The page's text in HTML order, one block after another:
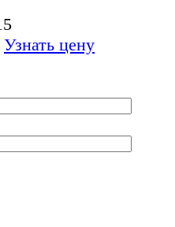
Узнать цену